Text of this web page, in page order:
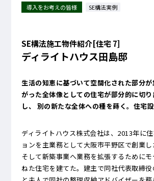
導入をお考えの皆様 SE構法実例
SE構法施工物件紹介[住宅 7]
ディライトハウス田島邸
生活の知恵に基づいて空間化された部分
がった全体像としての住宅が部分的に切
し、 別の新たな全体への種を蒔く。住宅設
ディライトハウス株式会社は、2013年に
ョンを主業務として大阪市平野区で創業し
そして新築事業へ業務を拡張するために
ねた住宅を建てた。建主で同社代表取締